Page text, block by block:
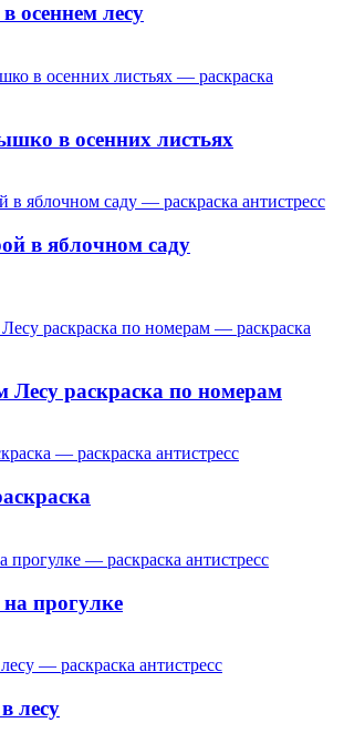
осеннем лесу
в осенних листьях
в яблочном саду
Лесу раскраска по номерам
прогулке
лесу